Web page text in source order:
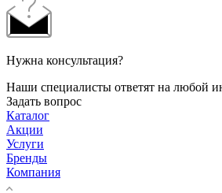
Нужна консультация?
Наши специалисты ответят на любой
Задать вопрос
Каталог
Акции
Услуги
Бренды
Компания